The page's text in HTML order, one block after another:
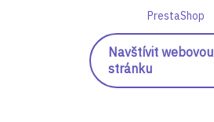
PrestaShop
Navštívit webovou
stránku